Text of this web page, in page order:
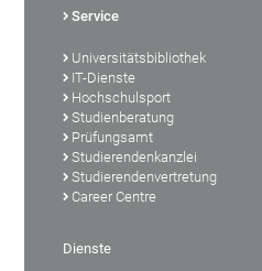
Service
Universitätsbibliothek
IT-Dienste
Hochschulsport
Studienberatung
Prüfungsamt
Studierendenkanzlei
Studierendenvertretung
Career Centre
Dienste